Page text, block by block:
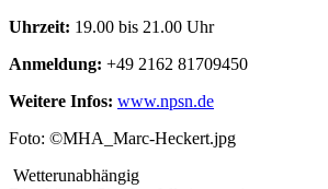
Uhrzeit: 19.00 bis 21.00 Uhr
Anmeldung: +49 2162 81709450
Weitere Infos: www.npsn.de
Foto: ©MHA_Marc-Heckert.jpg
Wetterunabhängig